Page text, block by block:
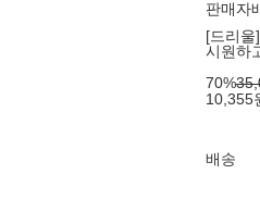
판매자
[드리
시원하
70%
10,355
배송